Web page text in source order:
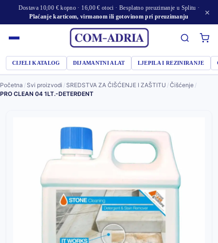
Dostava 10,00 € kopno · 16,00 € otoci · Besplatno preuzimanje u Splitu ·
Plaćanje karticom, virmanom ili gotovinom pri preuzimanju
×
CIJELI KATALOG DIJAMANTNI ALAT LJEPILA I REZINIRANJE
Početna / Svi proizvodi / SREDSTVA ZA ČIŠĆENJE I ZAŠTITU /Čišćenje /
PRO CLEAN 04 1LT.-DETERĐENT